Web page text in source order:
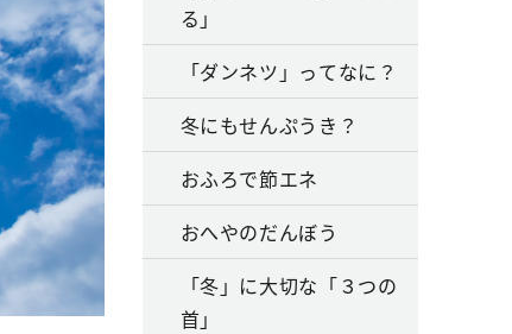
る」
「ダンネツ」ってなに？
冬にもせんぷうき？
おふろで節エネ
おへやのだんぼう
「冬」に大切な「３つの
首」